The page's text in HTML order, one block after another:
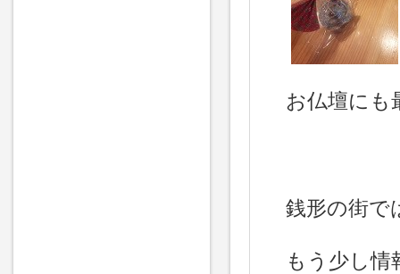
お仏壇にも
銭形の街で
もう少し